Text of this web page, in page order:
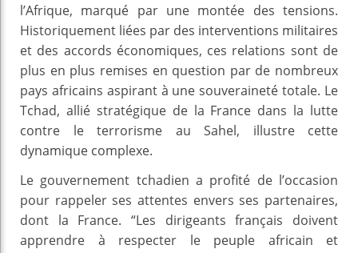
l’Afrique, marqué par une montée des tensions.
Historiquement liées par des interventions militaires
et des accords économiques, ces relations sont de
plus en plus remises en question par de nombreux
pays africains aspirant à une souveraineté totale. Le
Tchad, allié stratégique de la France dans la lutte
contre le terrorisme au Sahel, illustre cette
dynamique complexe.
Le gouvernement tchadien a profité de l’occasion
pour rappeler ses attentes envers ses partenaires,
dont la France. “Les dirigeants français doivent
apprendre à respecter le peuple africain et